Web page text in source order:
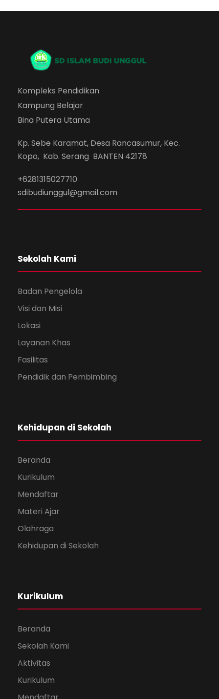
Kompleks Pendidikan
Kampung Belajar
Bina Putera Utama
Kp. Sebe Karamat, Desa Rancasumur, Kec.
Kopo, Kab. Serang BANTEN 42178
+6281315027710
sdibudiunggul@gmail.com
Sekolah Kami
Badan Pengelola
Visi dan Misi
Lokasi
Layanan Khas
Fasilitas
Pendidik dan Pembimbing
Kehidupan di Sekolah
Beranda
Kurikulum
Mendaftar
Materi Ajar
Olahraga
Kehidupan di Sekolah
Kurikulum
Beranda
Sekolah Kami
Aktivitas
Kurikulum